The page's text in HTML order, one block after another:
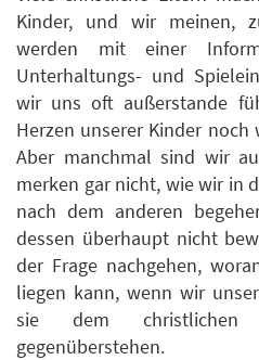
Kinder, und wir meinen,
werden mit einer
Unterhaltungs- und
wir uns oft außerstande
Herzen unserer Kinder
Aber manchmal sind wir
merken gar nicht, wie wir in
nach dem anderen
dessen überhaupt nicht
der Frage nachgehen,
liegen kann, wenn wir
sie dem christlichen
gegenüberstehen.